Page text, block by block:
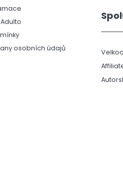
osobních údajů